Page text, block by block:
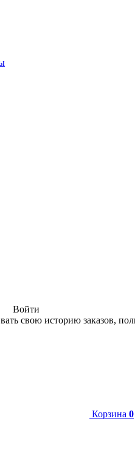
Войти
свою историю заказов,
Корзина 0